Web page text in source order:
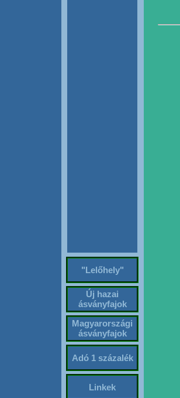
"Lelőhely"
Új hazai
ásványfajok
Magyarországi
ásványfajok
Adó 1 százalék
Linkek